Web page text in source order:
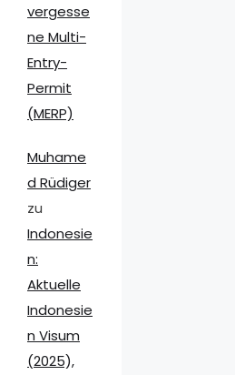
vergesse
ne Multi-
Entry-
Permit
(MERP)
Muhame
d Rüdiger
zu
Indonesie
n:
Aktuelle
Indonesie
n Visum
(2025),